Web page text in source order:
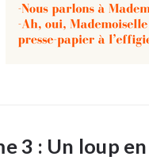
3 : Un loup